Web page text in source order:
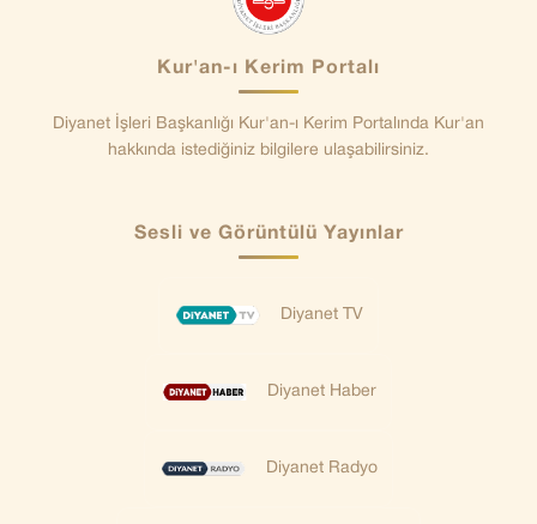
Kur'an-ı Kerim Portalı
Diyanet İşleri Başkanlığı Kur'an-ı Kerim Portalında Kur'an
hakkında istediğiniz bilgilere ulaşabilirsiniz.
Sesli ve Görüntülü Yayınlar
Diyanet TV
Diyanet Haber
Diyanet Radyo